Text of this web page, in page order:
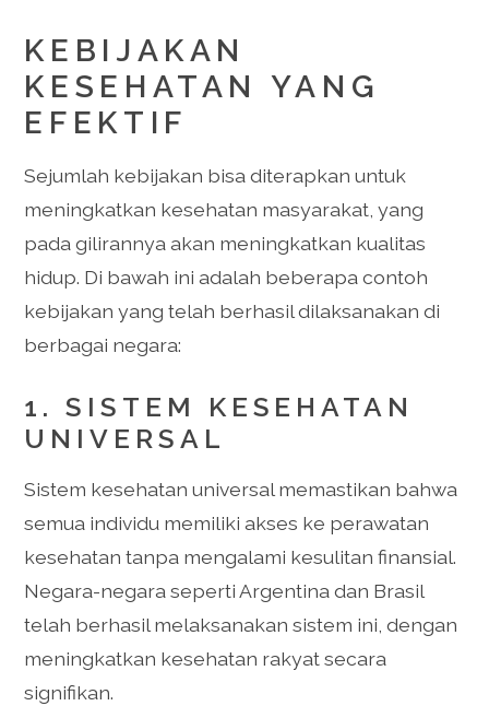
KEBIJAKAN
KESEHATAN YANG
EFEKTIF
Sejumlah kebijakan bisa diterapkan untuk
meningkatkan kesehatan masyarakat, yang
pada gilirannya akan meningkatkan kualitas
hidup. Di bawah ini adalah beberapa contoh
kebijakan yang telah berhasil dilaksanakan di
berbagai negara:
1. SISTEM KESEHATAN
UNIVERSAL
Sistem kesehatan universal memastikan bahwa
semua individu memiliki akses ke perawatan
kesehatan tanpa mengalami kesulitan finansial.
Negara-negara seperti Argentina dan Brasil
telah berhasil melaksanakan sistem ini, dengan
meningkatkan kesehatan rakyat secara
signifikan.